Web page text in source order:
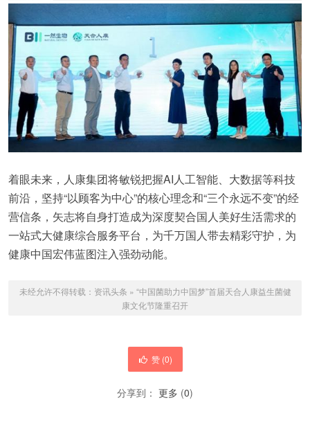
着眼未来，人康集团将敏锐把握AI人工智能、大数据等科技
前沿，坚持“以顾客为中心”的核心理念和“三个永远不变”的经
营信条，矢志将自身打造成为深度契合国人美好生活需求的
一站式大健康综合服务平台，为千万国人带去精彩守护，为
健康中国宏伟蓝图注入强劲动能。
未经允许不得转载： 资讯头条 » “中国菌助力中国梦”首届天合人康益生菌健
康文化节隆重召开
赞 (0)
分享到： 更多 (0)